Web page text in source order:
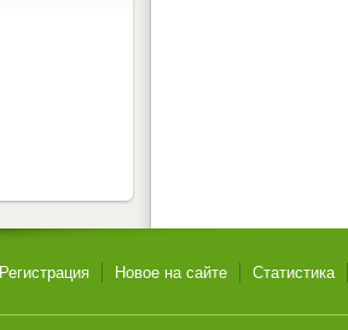
Регистрация Новое на сайте Статистика